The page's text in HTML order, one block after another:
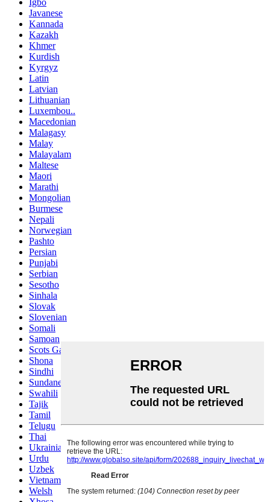
Javanese
Kannada
Kazakh
Khmer
Kurdish
Kyrgyz
Latin
Latvian
Lithuanian
Luxembou..
Macedonian
Malagasy
Malay
Malayalam
Maltese
Maori
Marathi
Mongolian
Burmese
Nepali
Norwegian
Pashto
Persian
Punjabi
Serbian
Sesotho
Sinhala
Slovak
Slovenian
Somali
Samoan
Scots Gaelic
Shona
Sindhi
Sundanese
Swahili
Tajik
Tamil
Telugu
Thai
Ukrainian
Urdu
Uzbek
Vietnamese
Welsh